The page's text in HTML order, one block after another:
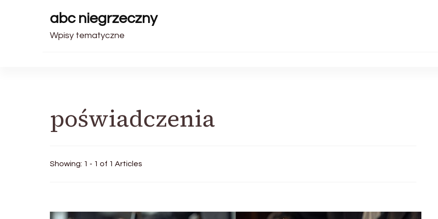
abc niegrzeczny
Wpisy tematyczne
poświadczenia
Showing: 1 - 1 of 1 Articles